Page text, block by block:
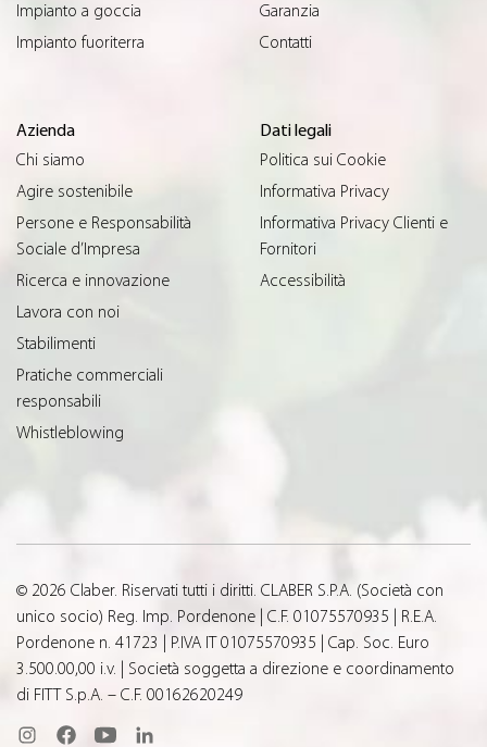
Impianto a goccia
Impianto fuoriterra
Garanzia
Contatti
Azienda
Chi siamo
Agire sostenibile
Persone e Responsabilità
Sociale d’Impresa
Ricerca e innovazione
Lavora con noi
Stabilimenti
Pratiche commerciali
responsabili
Whistleblowing
Dati legali
Politica sui Cookie
Informativa Privacy
Informativa Privacy Clienti e
Fornitori
Accessibilità
© 2026 Claber. Riservati tutti i diritti. CLABER S.P.A. (Società con
unico socio) Reg. Imp. Pordenone | C.F. 01075570935 | R.E.A.
Pordenone n. 41723 | P.IVA IT 01075570935 | Cap. Soc. Euro
3.500.00,00 i.v. | Società soggetta a direzione e coordinamento
di FITT S.p.A. – C.F. 00162620249